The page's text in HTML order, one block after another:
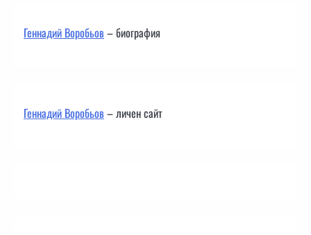
Геннадий Воробьов– биография
Геннадий Воробьов– личен сайт